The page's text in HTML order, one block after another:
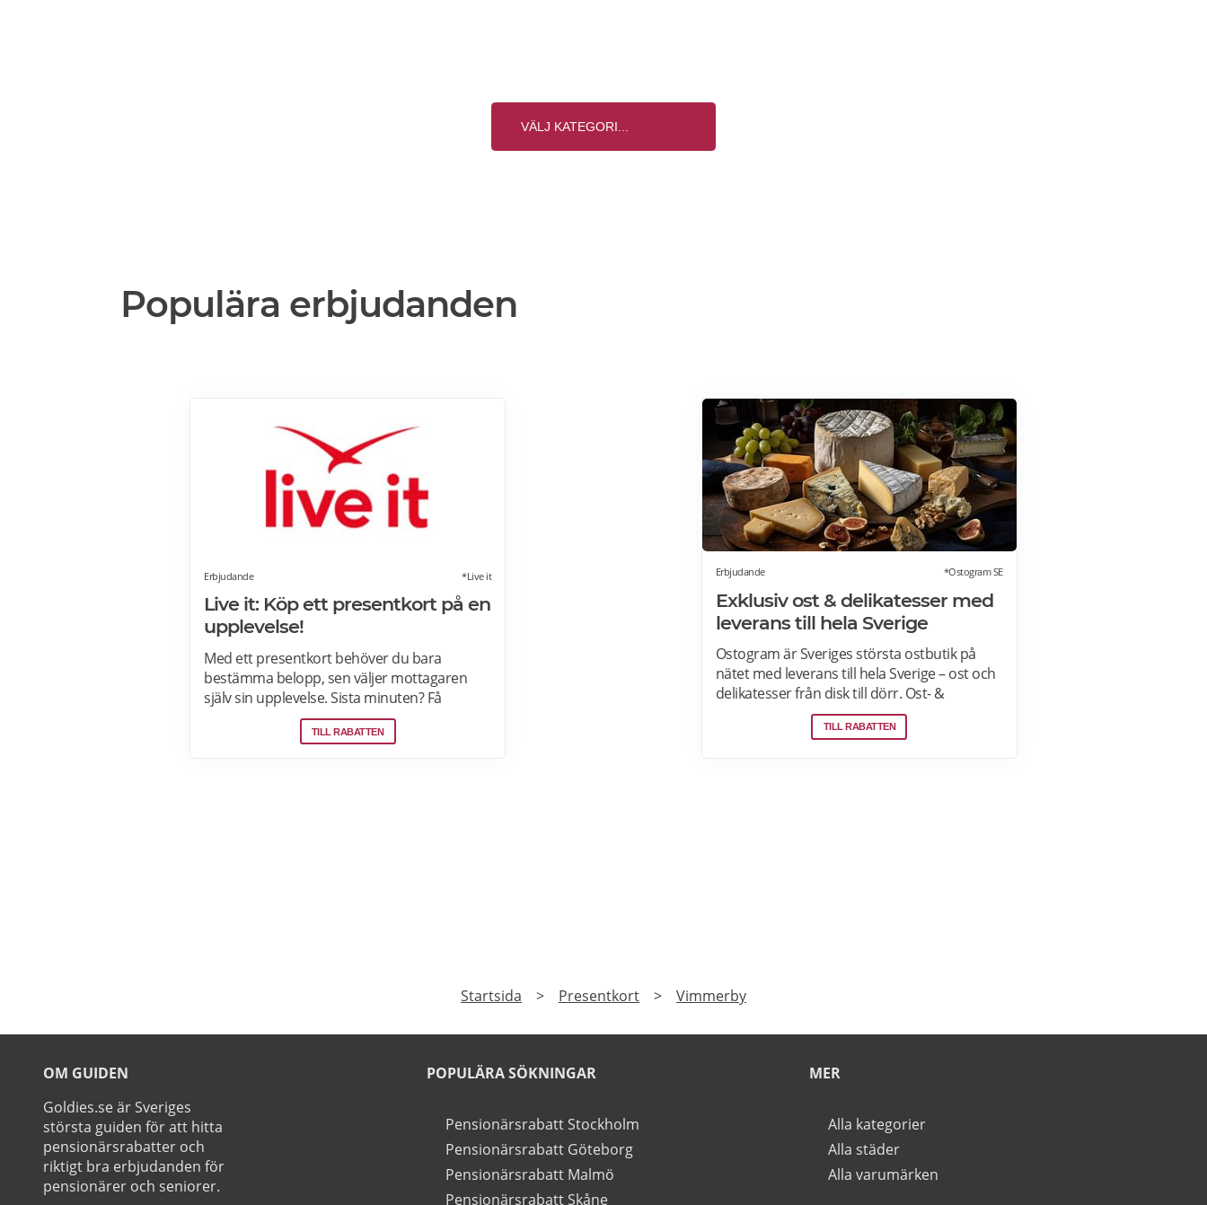
Populära erbjudanden
Erbjudande *Live it
Live it: Köp ett presentkort på en
upplevelse!
Med ett presentkort behöver du bara
bestämma belopp, sen väljer mottagaren
själv sin upplevelse. Sista minuten? Få
presentkortet med digital leverans direkt –
perfekt även i sista stund. Live it grundades
TILL RABATTEN
Erbjudande *Ostogram SE
Exklusiv ost & delikatesser med
leverans till hela Sverige
Ostogram är Sveriges största ostbutik på
nätet med leverans till hela Sverige – ost och
delikatesser från disk till dörr. Ost- &
charkprodukter. Färdiga presentlådor.
Ostbrickor. Ostogram skickar alla paket med
TILL RABATTEN
PRENUMERERA